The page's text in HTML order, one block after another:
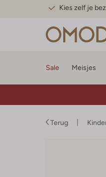
Kies zelf je
Sale Meisjes
Terug